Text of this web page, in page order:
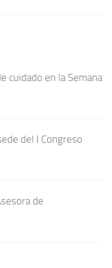
cuidado en la Semana
del I Congreso
de